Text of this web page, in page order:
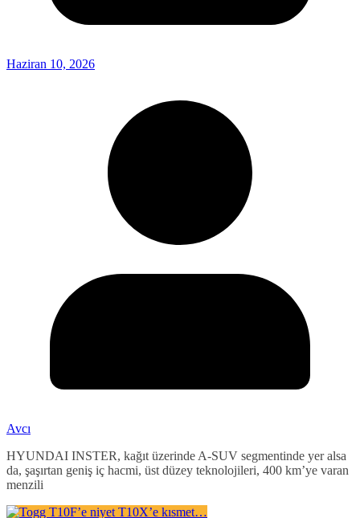
Haziran 10, 2026
Avcı
HYUNDAI INSTER, kağıt üzerinde A-SUV segmentinde yer alsa
da, şaşırtan geniş iç hacmi, üst düzey teknolojileri, 400 km’ye varan
menzili